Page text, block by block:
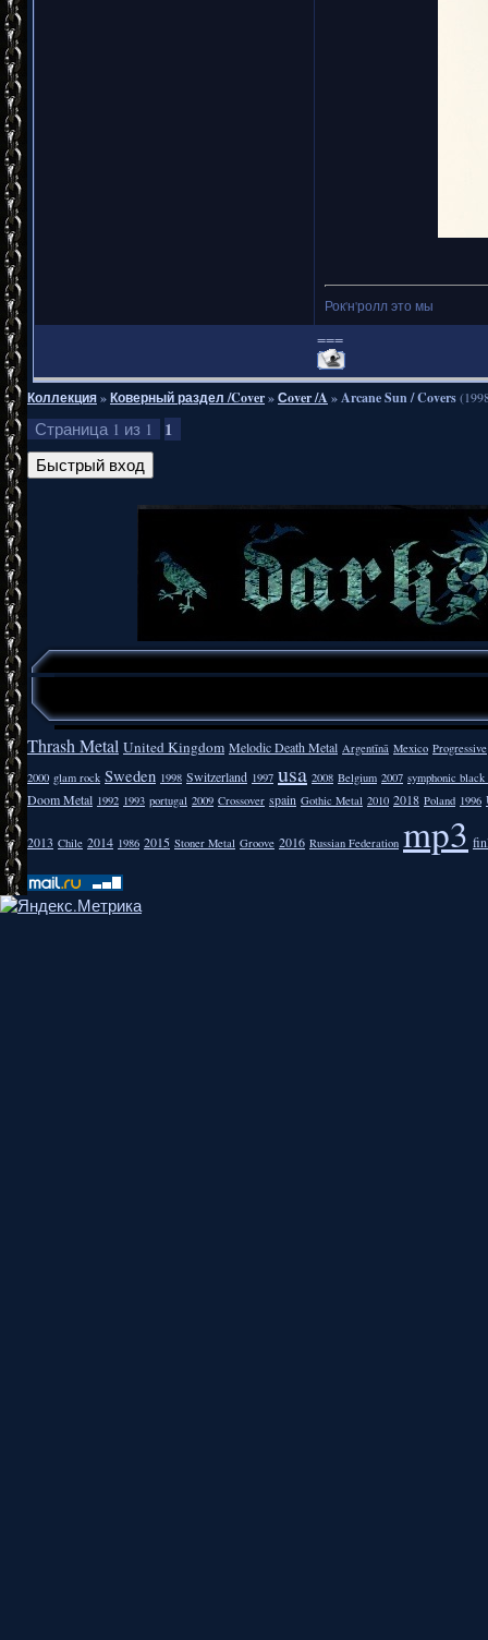
Рок'н'ролл это мы
===
Коллекция»Коверный раздел /Cover»Сover /A »Arcane Sun / Covers
Страница 1 из 1 1
Thrash Metal United Kingdom Melodic Death Metal Argentīnā Mexico Progressive
2000 glam rock Sweden 1998 Switzerland 1997 usa 2008 Belgium 2007 symphonic
Doom Metal 1992 1993 portugal 2009 Crossover spain Gothic Metal 2010 2018 Poland 1996
2013 Chile 2014 1986 2015 Stoner Metal Groove 2016 Russian Federation mp3